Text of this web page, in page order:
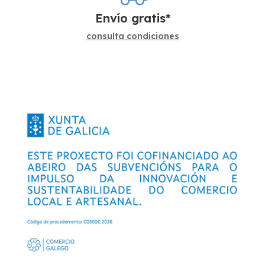
Envío gratis*
consulta condiciones